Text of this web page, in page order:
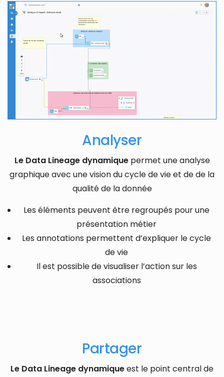
Analyser
Le Data Lineage dynamiquepermet une analyse
graphique avec une vision du cycle de vie et de de la
qualité de la donnée
Les éléments peuvent être regroupés pour une
présentation métier
Les annotations permettent d’expliquer le cycle
de vie
Il est possible de visualiser l’action sur les
associations
Partager
Le Data Lineage dynamiqueest le point central de